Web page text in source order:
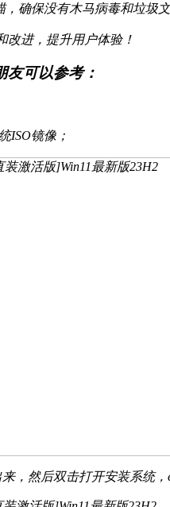
确保没有木马病毒和垃圾
改进，提升用户体验！
友可以参考：
ISO镜像；
，然后双击打开安装系统